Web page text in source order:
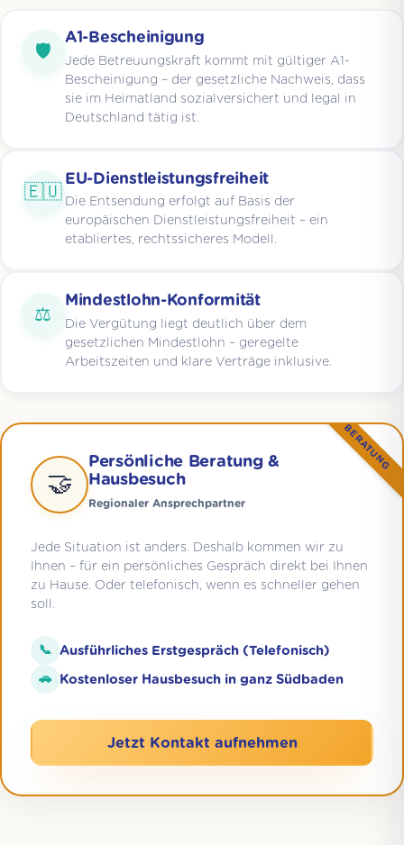
🛡️
A1-Bescheinigung
Jede Betreuungskraft kommt mit gültiger A1-
Bescheinigung – der gesetzliche Nachweis, dass
sie im Heimatland sozialversichert und legal in
Deutschland tätig ist.
🇪🇺
EU-Dienstleistungsfreiheit
Die Entsendung erfolgt auf Basis der
europäischen Dienstleistungsfreiheit – ein
etabliertes, rechtssicheres Modell.
⚖️
Mindestlohn-Konformität
Die Vergütung liegt deutlich über dem
gesetzlichen Mindestlohn – geregelte
Arbeitszeiten und klare Verträge inklusive.
BERATUNG
🤝
Persönliche Beratung &
Hausbesuch
Regionaler Ansprechpartner
Jede Situation ist anders. Deshalb kommen wir zu
Ihnen – für ein persönliches Gespräch direkt bei Ihnen
zu Hause. Oder telefonisch, wenn es schneller gehen
soll.
📞 Ausführliches Erstgespräch (Telefonisch)
🚗 Kostenloser Hausbesuch in ganz Südbaden
Jetzt Kontakt aufnehmen